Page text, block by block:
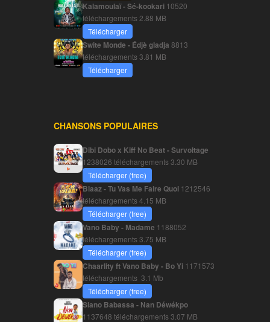
Kalamoulaï - Sé-kookari 10520
téléchargements 2.88 MB
Télécharger
Swite Monde - Édjè gladja 8813
téléchargements3.81 MB
Télécharger
CHANSONS POPULAIRES
Dibi Dobo x Kiff No Beat - Survoltage
1238026 téléchargements3.30 MB
Télécharger (free)
Blaaz - Tu Vas Me Faire Quoi 1212546
téléchargements4.15 MB
Télécharger (free)
Vano Baby - Madame 1188052
téléchargements3.75 MB
Télécharger (free)
Chaarlity ft Vano Baby - Bo Yi 1171573
téléchargements 3.1 Mb
Télécharger (free)
Siano Babassa - Nan Déwékpo
1137648 téléchargements3.07 MB